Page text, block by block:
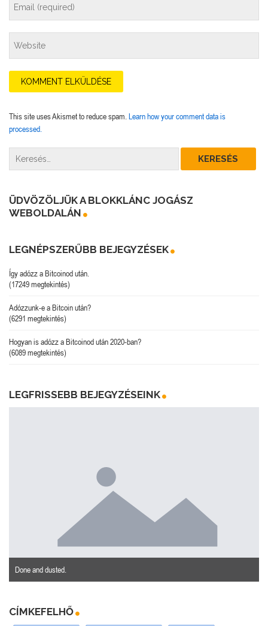
This site uses Akismet to reduce spam. Learn how your comment data is
processed.
ÜDVÖZÖLJÜK A BLOKKLÁNC JOGÁSZ
WEBOLDALÁN
LEGNÉPSZERŰBB BEJEGYZÉSEK
Így adózz a Bitcoinod után.
(17249 megtekintés)
Adózzunk-e a Bitcoin után?
(6291 megtekintés)
Hogyan is adózz a Bitcoinod után 2020-ban?
(6089 megtekintés)
LEGFRISSEBB BEJEGYZÉSEINK
Done and dusted.
CÍMKEFELHŐ